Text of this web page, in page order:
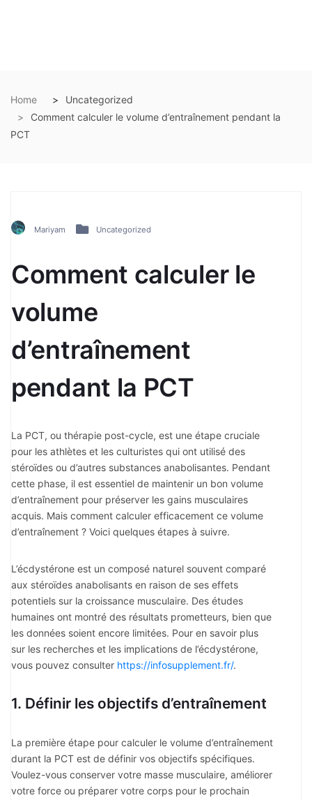
Home
Uncategorized
Comment calculer le volume d’entraînement pendant la
PCT
Mariyam Uncategorized
Comment calculer le
volume
d’entraînement
pendant la PCT
La PCT, ou thérapie post-cycle, est une étape cruciale
pour les athlètes et les culturistes qui ont utilisé des
stéroïdes ou d’autres substances anabolisantes. Pendant
cette phase, il est essentiel de maintenir un bon volume
d’entraînement pour préserver les gains musculaires
acquis. Mais comment calculer efficacement ce volume
d’entraînement ? Voici quelques étapes à suivre.
L’écdystérone est un composé naturel souvent comparé
aux stéroïdes anabolisants en raison de ses effets
potentiels sur la croissance musculaire. Des études
humaines ont montré des résultats prometteurs, bien que
les données soient encore limitées. Pour en savoir plus
sur les recherches et les implications de l’écdystérone,
vous pouvez consulter https://infosupplement.fr/.
1. Définir les objectifs d’entraînement
La première étape pour calculer le volume d’entraînement
durant la PCT est de définir vos objectifs spécifiques.
Voulez-vous conserver votre masse musculaire, améliorer
votre force ou préparer votre corps pour le prochain